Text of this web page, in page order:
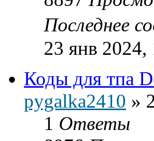
Последнее
23 янв 2024,
Коды для тпа
pygalka2410 »
1 Ответы